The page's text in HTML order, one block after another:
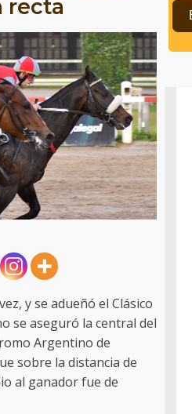
recta
y se adueñó el Clásico
se aseguró la central del
Argentino de
sobre la distancia de
al ganador fue de